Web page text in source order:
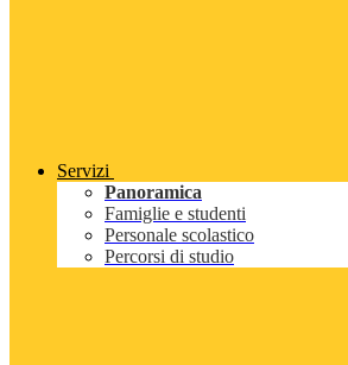
Servizi
Panoramica
Famiglie e studenti
Personale scolastico
Percorsi di studio